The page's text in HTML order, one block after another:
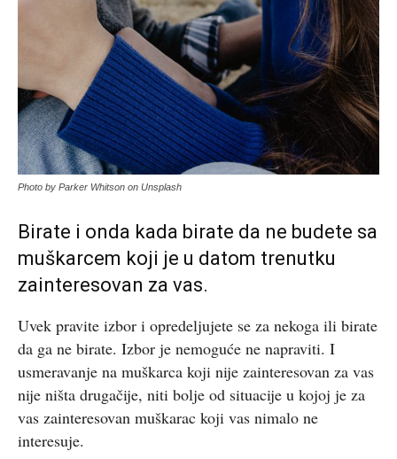
Photo by Parker Whitson on Unsplash
Birate i onda kada birate da ne budete sa
muškarcem koji je u datom trenutku
zainteresovan za vas.
Uvek pravite izbor i opredeljujete se za nekoga ili birate
da ga ne birate. Izbor je nemoguće ne napraviti. I
usmeravanje na muškarca koji nije zainteresovan za vas
nije ništa drugačije, niti bolje od situacije u kojoj je za
vas zainteresovan muškarac koji vas nimalo ne
interesuje.